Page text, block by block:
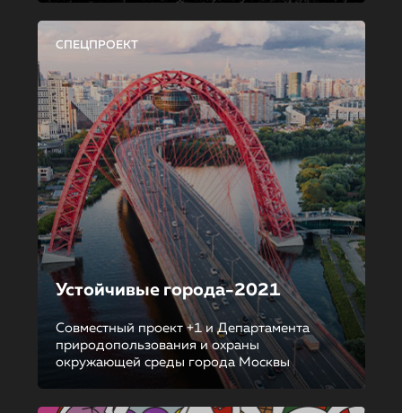
СПЕЦПРОЕКТ
Устойчивые города-2021
Совместный проект +1 и Департамента
природопользования и охраны
окружающей среды города Москвы